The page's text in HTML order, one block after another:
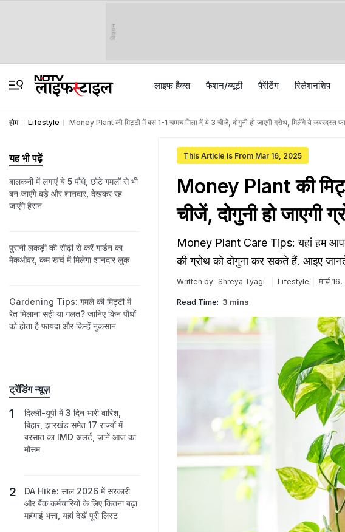
विज्ञापन
लाइफ हैक्स फैशन/ब्‍यूटी पैरेंटिंग रिलेशनशिप
होम Lifestyle Money Plant की मिट्टी में बस 1-1 चम्मच मिला दें ये 3 चीजें, दोगुनी हो जाएगी ग्रोथ, मिलेंगे ये जबरदस्त
This Article is From Mar 16, 2025
Money Plant की
चीजें, दोगुनी हो जाएगी
Money Plant Care Tips: यहां हम
की ग्रोथ को दोगुना कर सकते हैं. आइए
Written by: Shreya Tyagi Lifestyle मार्च
Read Time: 3 mins
यह भी पढ़ें
बालकनी में लगाएं ये 5 पौधे, छोटे गमलों से भी
बन जाएंगे बड़े और शानदार, देखकर रह
जाएंगे हैरान
पुरानी लकड़ी की सीढ़ी से करें गार्डन का
मेकओवर, कम खर्च में मिलेगा शानदार लुक
Gardening Tips: गमले की मिट्टी में
रेत मिलाना सही या गलत? जानिए किन पौधों
को होता है फायदा और किन्हें नुकसान
ट्रेंडिंग न्यूज़
दिल्ली-यूपी में 3 दिन भारी बारिश,
बिहार, झारखंड समेत 17 राज्यों में
बरसात का IMD अलर्ट, जानें आज का
मौसम
DA Hike: साल 2026 में सरकारी
और बैंक कर्मचारियों के लिए कितना बढ़ा
महंगाई भत्ता, यहां देखें पूरी लिस्ट